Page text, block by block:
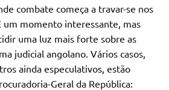
combate começa a travar-se nos
um momento interessante, mas
uma luz mais forte sobre as
judicial angolano. Vários casos,
ainda especulativos, estão
Geral da República: